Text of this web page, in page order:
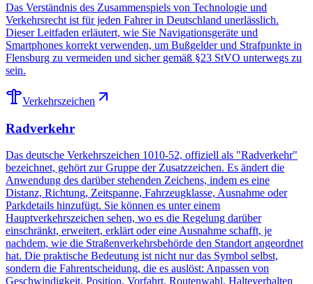
Das Verständnis des Zusammenspiels von Technologie und
Verkehrsrecht ist für jeden Fahrer in Deutschland unerlässlich.
Dieser Leitfaden erläutert, wie Sie Navigationsgeräte und
Smartphones korrekt verwenden, um Bußgelder und Strafpunkte in
Flensburg zu vermeiden und sicher gemäß §23 StVO unterwegs zu
sein.
Verkehrszeichen
Radverkehr
Das deutsche Verkehrszeichen 1010-52, offiziell als "Radverkehr"
bezeichnet, gehört zur Gruppe der Zusatzzeichen. Es ändert die
Anwendung des darüber stehenden Zeichens, indem es eine
Distanz, Richtung, Zeitspanne, Fahrzeugklasse, Ausnahme oder
Parkdetails hinzufügt. Sie können es unter einem
Hauptverkehrszeichen sehen, wo es die Regelung darüber
einschränkt, erweitert, erklärt oder eine Ausnahme schafft, je
nachdem, wie die Straßenverkehrsbehörde den Standort angeordnet
hat. Die praktische Bedeutung ist nicht nur das Symbol selbst,
sondern die Fahr­ent­schei­dung, die es auslöst: Anpassen von
Geschwindigkeit, Position, Vorfahrt, Routenwahl, Halte­ver­hal­ten